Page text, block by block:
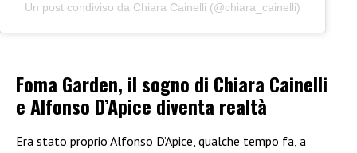
Un post condiviso da Chiara Cainelli (@chiara_cainelli)
Foma Garden, il sogno di Chiara Cainelli
e Alfonso D’Apice diventa realtà
Era stato proprio Alfonso D’Apice, qualche tempo fa, a